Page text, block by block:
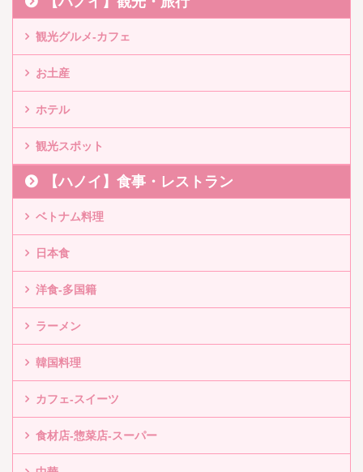
観光グルメ-カフェ
お土産
ホテル
観光スポット
【ハノイ】食事・レストラン
ベトナム料理
日本食
洋食-多国籍
ラーメン
韓国料理
カフェ-スイーツ
食材店-惣菜店-スーパー